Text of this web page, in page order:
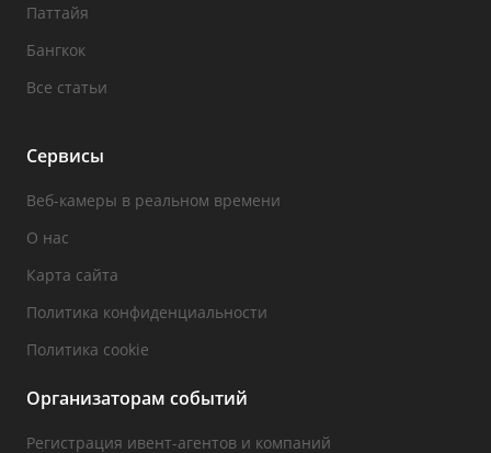
Паттайя
Бангкок
Все статьи
Сервисы
Веб-камеры в реальном времени
О нас
Карта сайта
Политика конфиденциальности
Политика cookie
Организаторам событий
Регистрация ивент-агентов и компаний